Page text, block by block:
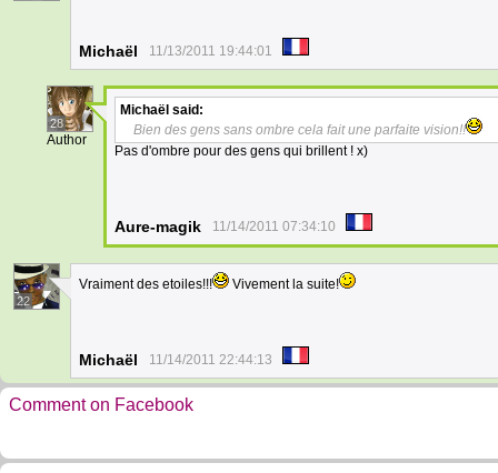
Michaël 11/13/2011 19:44:01
28
Author
Michaël said:
Bien des gens sans ombre cela fait une parfaite vision!!
Pas d'ombre pour des gens qui brillent ! x)
Aure-magik 11/14/2011 07:34:10
22
Vraiment des etoiles!!! Vivement la suite!
Michaël 11/14/2011 22:44:13
Comment on Facebook